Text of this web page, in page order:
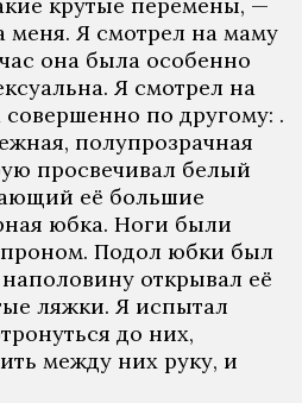
меня. Я смотрел на маму
она была особенно
Я смотрел на
совершенно по другому: .
полупрозрачная
просвечивал белый
её большие
юбка. Ноги были
Подол юбки был
открывал её
ляжки. Я испытал
до них,
между них руку, и